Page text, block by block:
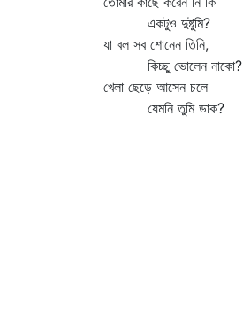
একটুও দুষ্টুমি?
যা বল সব শোনেন তিনি,
কিচ্ছু ভোলেন নাকো?
খেলা ছেড়ে আসেন চলে
যেমনি তুমি ডাক?